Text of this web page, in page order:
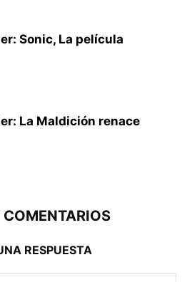
Sonic, La película
La Maldición renace
RESPUESTA